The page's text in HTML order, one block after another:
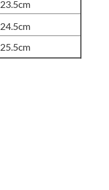
23.5cm
24.5cm
25.5cm